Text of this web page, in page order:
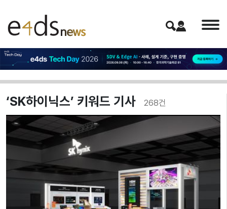
‘SK하이닉스’ 키워드 기사 268건